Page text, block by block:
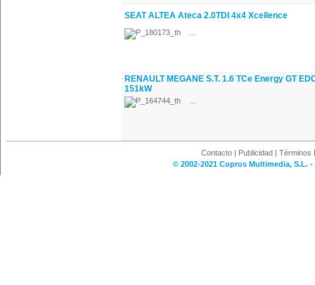
SEAT ALTEA Ateca 2.0TDI 4x4 Xcellence
RENAULT MEGANE S.T. 1.6 TCe Energy GT
151kW
Contacto | Publicidad | Términos
© 2002-2021 Copros Multimedia, S.L.